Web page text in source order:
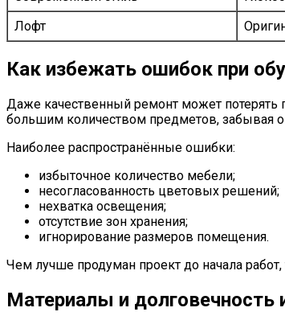
Лофт
Как избежать ошибок при
Даже качественный ремонт может потерять
большим количеством предметов, забывая о
Наиболее распространённые ошибки:
избыточное количество мебели;
несогласованность цветовых решений;
нехватка освещения;
отсутствие зон хранения;
игнорирование размеров помещения.
Чем лучше продуман проект до начала
Материалы и долговечность